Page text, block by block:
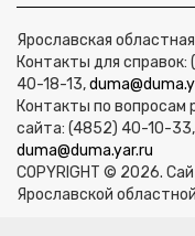
Ярославская
Контакты для справок:
40-18-13,
Контакты по вопросам
сайта: (4852) 40-10-33,
duma@duma.yar.ru
COPYRIGHT © 2026.
Ярославской